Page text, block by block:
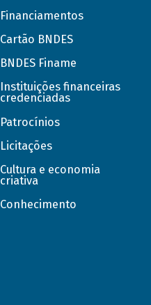
Financiamentos
Cartão BNDES
BNDES Finame
Instituições financeiras
credenciadas
Patrocínios
Licitações
Cultura e economia
criativa
Conhecimento